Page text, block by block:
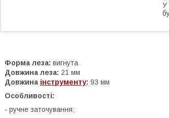
У
Форма леза: вигнута
Довжина леза: 21 мм
Довжина інструменту: 93 мм
Особливості:
- ручне заточування;